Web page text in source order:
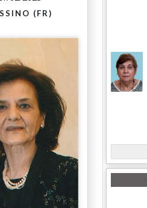
(FR)